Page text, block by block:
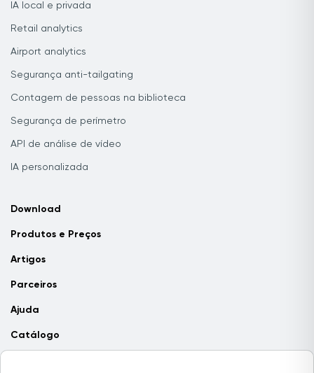
IA local e privada
Retail analytics
Airport analytics
Segurança anti-tailgating
Contagem de pessoas na biblioteca
Segurança de perímetro
API de análise de vídeo
IA personalizada
Download
Produtos e Preços
Artigos
Parceiros
Ajuda
Catálogo